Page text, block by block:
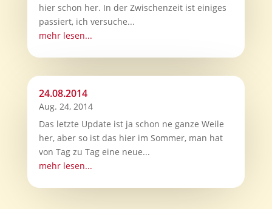
hier schon her. In der Zwischenzeit ist einiges
passiert, ich versuche...
mehr lesen...
24.08.2014
Aug. 24, 2014
Das letzte Update ist ja schon ne ganze Weile
her, aber so ist das hier im Sommer, man hat
von Tag zu Tag eine neue...
mehr lesen...